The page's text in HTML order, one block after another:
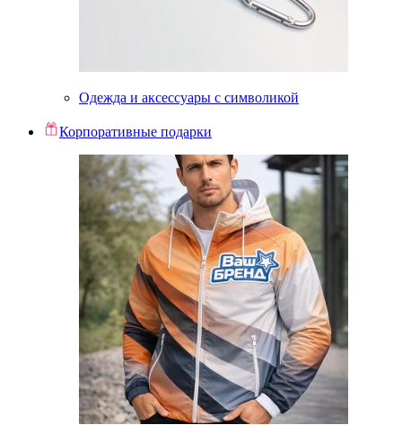
Одежда и аксессуары с символикой
Корпоративные подарки